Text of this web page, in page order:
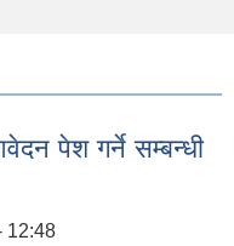
पेश गर्ने सम्बन्धी
12:48